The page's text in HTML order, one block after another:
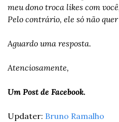
meu dono troca likes com
Pelo contrário, ele só não
Aguardo uma resposta.
Atenciosamente,
Um Post de Facebook.
Updater: Bruno Ramalho